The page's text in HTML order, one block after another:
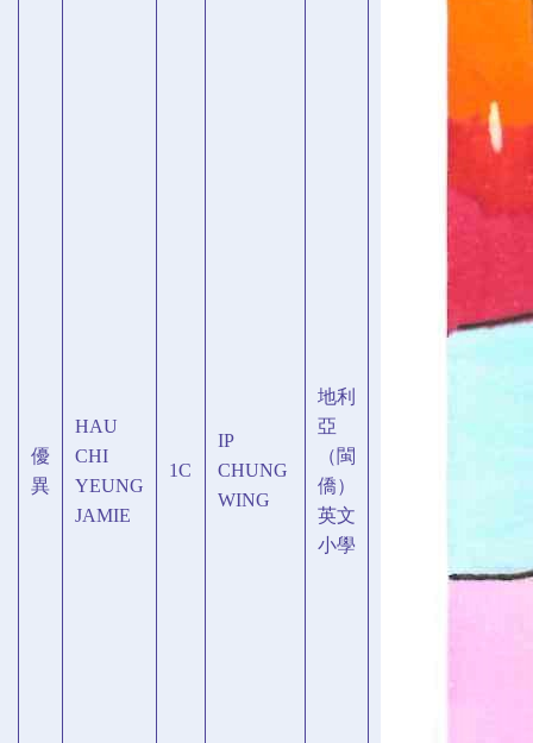
優
異
HAU
CHI
YEUNG
JAMIE
1C
IP
CHUNG
WING
地利
亞
（閩
僑）
英文
小學